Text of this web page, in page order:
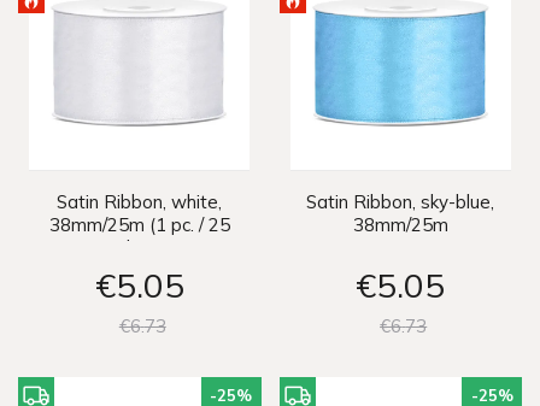
Satin Ribbon, white,
38mm/25m (1 pc. / 25
lm)
€5 05
€673
Satin Ribbon, sky-blue,
38mm/25m
€5 05
€673
-25% -25%